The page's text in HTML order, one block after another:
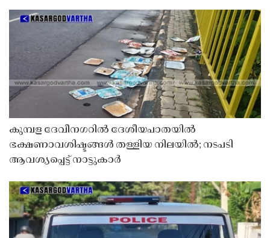
കുമ്പള ദേവീനഗറിൽ ദേശീയപാതയിൽ
ഭക്ഷണാവശിഷ്ടങ്ങൾ തള്ളിയ നിലയിൽ; നടപടി
ആവശ്യപ്പെട്ട് നാട്ടുകാർ